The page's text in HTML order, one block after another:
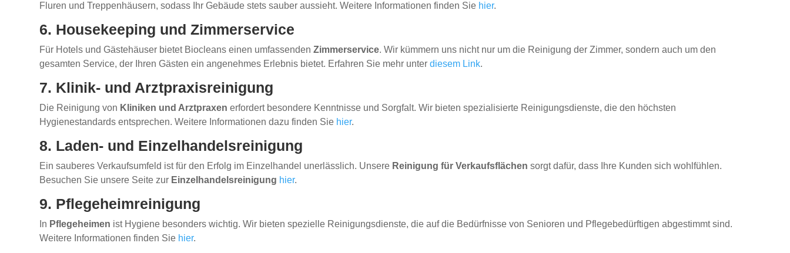
Fluren und Treppenhäusern, sodass Ihr Gebäude stets sauber aussieht. Weitere Informationen finden Sie hier.
6. Housekeeping und Zimmerservice
Für Hotels und Gästehäuser bietet Biocleans einen umfassendenZimmerservice. Wir kümmern uns nicht nur um die Reinigung der Zimmer, sondern auch um den
gesamten Service, der Ihren Gästen ein angenehmes Erlebnis bietet. Erfahren Sie mehr unterdiesem Link.
7. Klinik- und Arztpraxisreinigung
Die Reinigung von Kliniken und Arztpraxen erfordert besondere Kenntnisse und Sorgfalt. Wir bieten spezialisierte Reinigungsdienste, die den höchsten
Hygienestandards entsprechen. Weitere Informationen dazu finden Sie hier.
8. Laden- und Einzelhandelsreinigung
Ein sauberes Verkaufsumfeld ist für den Erfolg im Einzelhandel unerlässlich. Unsere Reinigung für Verkaufsflächen sorgt dafür, dass Ihre Kunden sich wohlfühlen.
Besuchen Sie unsere Seite zur Einzelhandelsreinigung hier.
9. Pflegeheimreinigung
In Pflegeheimen ist Hygiene besonders wichtig. Wir bieten spezielle Reinigungsdienste, die auf die Bedürfnisse von Senioren und Pflegebedürftigen abgestimmt sind.
Weitere Informationen finden Sie hier.